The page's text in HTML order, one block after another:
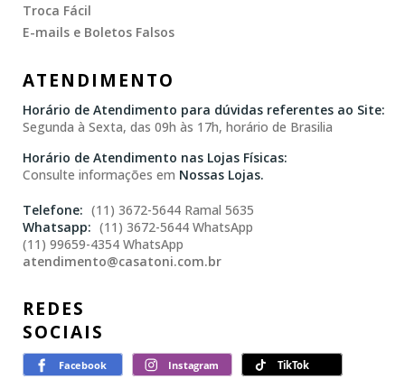
Troca Fácil
E-mails e Boletos Falsos
ATENDIMENTO
Horário de Atendimento para dúvidas referentes ao Site:
Segunda à Sexta, das 09h às 17h, horário de Brasilia
Horário de Atendimento nas Lojas Físicas:
Consulte informações em Nossas Lojas.
(11) 3672-5644 Ramal 5635
(11) 3672-5644 WhatsApp
(11) 99659-4354 WhatsApp
atendimento@casatoni.com.br
REDES
SOCIAIS